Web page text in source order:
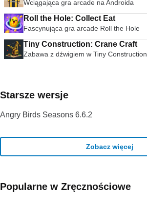
Wciągająca gra arcade na Androida
Roll the Hole: Collect Eat
Fascynująca gra arcade Roll the Hole
Tiny Construction: Crane Craft
Zabawa z dźwigiem w Tiny Construction
Starsze wersje
Angry Birds Seasons 6.6.2
Zobacz więcej
Popularne w Zręcznościowe